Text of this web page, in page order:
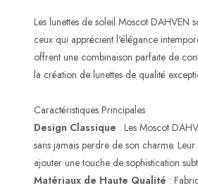
Les lunettes de soleil Moscot DAHVEN
ceux qui apprécient l'élégance
offrent une combinaison parfaite de
la création de lunettes de qualité
Caractéristiques Principales
Design Classique : Les Moscot
sans jamais perdre de son charme.
ajouter une touche de sophistication
Matériaux de Haute Qualité :